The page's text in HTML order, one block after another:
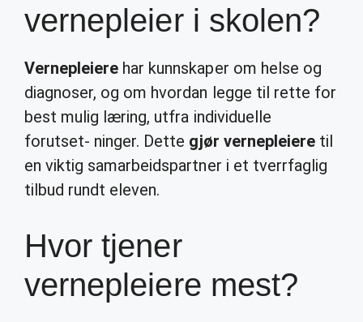
vernepleier i skolen?
Vernepleiere har kunnskaper om helse og
diagnoser, og om hvordan legge til rette for
best mulig læring, utfra individuelle
forutset- ninger. Dette gjør vernepleieretil
en viktig samarbeidspartner i et tverrfaglig
tilbud rundt eleven.
Hvor tjener
vernepleiere mest?